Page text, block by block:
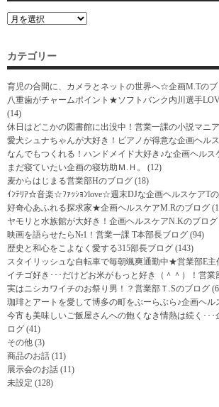
カテゴリー
育児の合間に、カメラとネットの世界へ☆企画M.Tのブ
八重歯がチャームポイント★ソフトバンク内川選手
(14)
休日はどこかの図書館に出没中！営業一課の小説マニ
愛犬シュナちゃんが大好き！ピアノが得意な企画ヘル
なんでもつくれる！ハンドメイド大好き♪な企画ヘルス
まだ寝ていたい企画の寝坊助Ｍ.Ｈ。
(12)
麦からはじまる営業部Hのブログ (18)
ｲﾝﾃﾘｱ☆音楽☆ﾌｧｯｼｮﾝlove☆週末DJな企画ヘルスケアT
好奇心あふれる探求家★企画ヘルスケアM.Rのブログ
ヤモリと水族館が大好き！企画ヘルスケアN.Kのブログ
映画を語らせたら№1！営業一課 T本部長ブログ (94)
歴史と和心をこよなく愛する315部長ブログ (143)
スタイリッシュな自転車で毎朝颯爽通勤中★営業部E主
イチゴ好き･･･だけどお米がもっと好き（＾＾）！営
実はニシカワイチのお祭り男！？営業部Ｔ.Sのブログ
珈琲とアートを愛して博多の町をぶーらぶら♪企画ヘル
今宵も美味しいご飯屋さんへの飽くなき情熱は続く･･
ログ (41)
その他 (3)
商品のお話 (11)
展示会のお話 (11)
未設定 (128)